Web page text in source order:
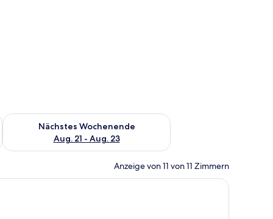
Aug. 14 - Aug. 16.
Nächstes Wochenende
Aug. 21 - Aug. 23
Überprüfe die Verfügbarkeit für nächstes Wochenende, Aug.
Anzeige von 11 von 11 Zimmern